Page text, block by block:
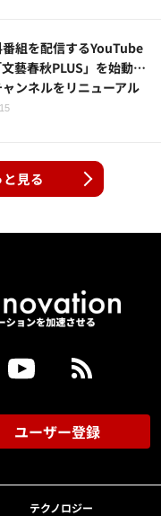
組を配信するYouTube
藝春秋PLUS」を始動…
ンネルをリニューアル
見る
ユーザー登録
テクノロジー